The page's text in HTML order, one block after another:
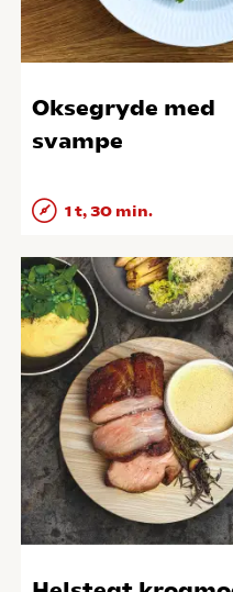
Oksegryde med
svampe
1 t, 30 min.